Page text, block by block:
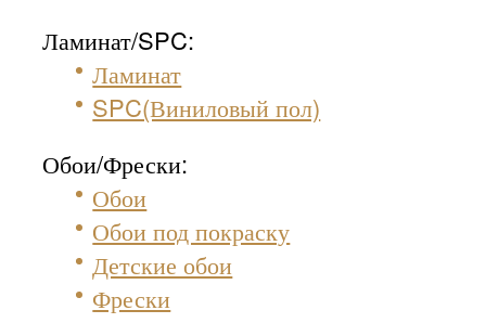
Ламинат/SPC:
Ламинат
SPC(Виниловый пол)
Обои/Фрески:
Обои
Обои под покраску
Детские обои
Фрески